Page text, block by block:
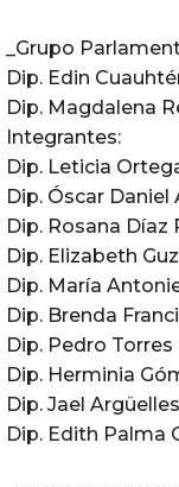
_Grupo
Dip. Edin
Dip. Magdalena
Integrantes:
Dip. Leticia
Dip. Óscar Daniel
Dip. Rosana Díaz
Dip. Elizabeth
Dip. María
Dip. Brenda
Dip. Pedro Torres
Dip. Herminia
Dip. Jael
Dip. Edith Palma